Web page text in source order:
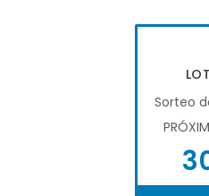
Sorteo